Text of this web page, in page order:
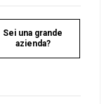
Sei una grande
azienda?